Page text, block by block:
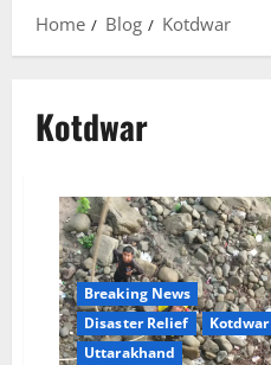
Home
Blog Kotdwar
Kotdwar
Breaking News
Disaster Relief
Kotdwar
Uttarakhand